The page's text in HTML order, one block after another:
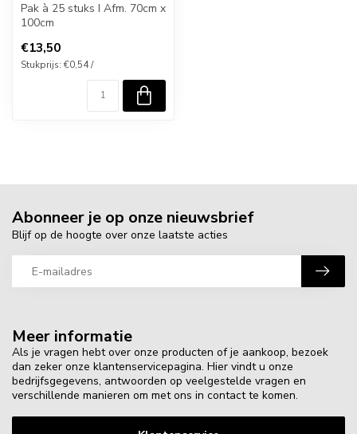
Pak à 25 stuks I Afm. 70cm x
100cm
€13,50
Stukprijs: €0,54 /
Meer informatie
Als je vragen hebt over onze producten of je aankoop, bezoek
dan zeker onze klantenservicepagina. Hier vindt u onze
bedrijfsgegevens, antwoorden op veelgestelde vragen en
verschillende manieren om met ons in contact te komen.
Abonneer je op onze nieuwsbrief
Blijf op de hoogte over onze laatste acties